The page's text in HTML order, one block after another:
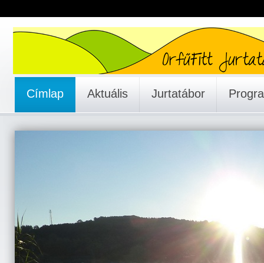
Címlap Aktuális Jurtatábor